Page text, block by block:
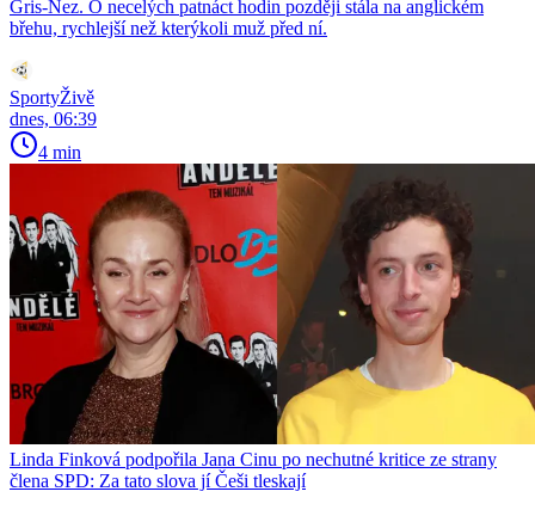
Gris-Nez. O necelých patnáct hodin později stála na anglickém
břehu, rychlejší než kterýkoli muž před ní.
SportyŽivě
dnes, 06:39
4 min
Linda Finková podpořila Jana Cinu po nechutné kritice ze strany
člena SPD: Za tato slova jí Češi tleskají